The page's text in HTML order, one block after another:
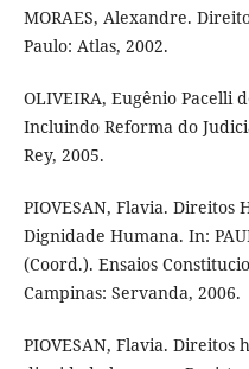
MORAES, Alexandre.
Paulo: Atlas, 2002.
OLIVEIRA, Eugênio Pacelli
Incluindo Reforma do
Rey, 2005.
PIOVESAN, Flavia.
Dignidade Humana. In:
(Coord.). Ensaios
Campinas: Servanda, 2006.
PIOVESAN, Flavia.